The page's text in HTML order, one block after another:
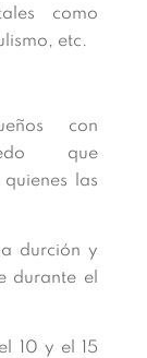
como
etc.
con
que
las
durción y
durante el
10 y el 15